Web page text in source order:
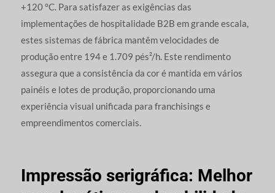
+120 °C. Para satisfazer as exigências das
implementações de hospitalidade B2B em grande escala,
estes sistemas de fábrica mantêm velocidades de
produção entre 194 e 1.709 pés²/h. Este rendimento
assegura que a consistência da cor é mantida em vários
painéis e lotes de produção, proporcionando uma
experiência visual unificada para franchisings e
empreendimentos comerciais.
Impressão serigráfica: Melhor